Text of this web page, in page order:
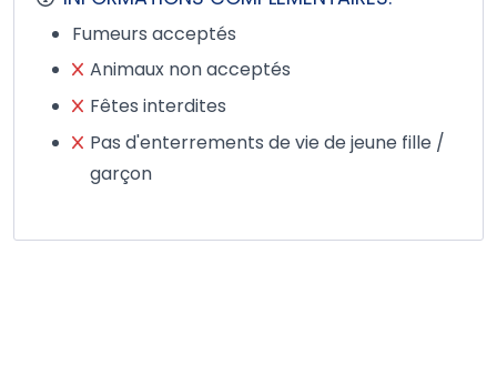
Fumeurs acceptés
Animaux non acceptés
Fêtes interdites
Pas d'enterrements de vie de jeune fille /
garçon